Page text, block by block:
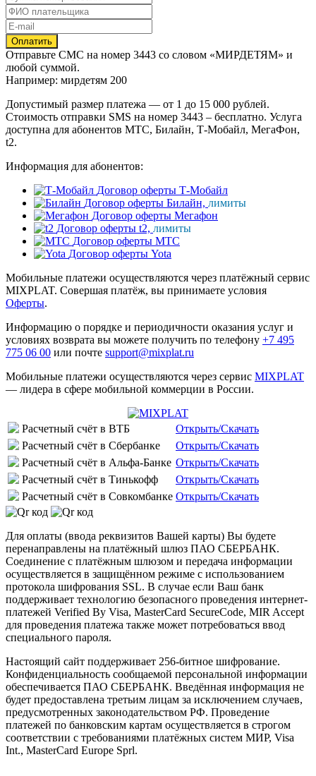
Отправьте СМС на номер 3443 со словом «МИРДЕТЯМ» и
любой суммой.
Например: мирдетям 200
Допустимый размер платежа — от 1 до 15 000 рублей.
Стоимость отправки SMS на номер 3443 – бесплатно. Услуга
доступна для абонентов МТС, Билайн, Т-Мобайл, МегаФон,
t2.
Информация для абонентов:
Договор оферты Т-Мобайл
Договор оферты Билайн, лимиты
Договор оферты Мегафон
Договор оферты t2, лимиты
Договор оферты МТС
Договор оферты Yota
Мобильные платежи осуществляются через платёжный сервис
MIXPLAT. Совершая платёж, вы принимаете условия
Оферты.
Информацию о порядке и периодичности оказания услуг и
условиях возврата вы можете получить по телефону +7 495
775 06 00 или почте support@mixplat.ru
Мобильные платежи осуществляются через сервис MIXPLAT
— лидера в сфере мобильной коммерции в России.
Расчетный счёт в ВТБ
Открыть/Скачать
Расчетный счёт в Сбербанке
Открыть/Скачать
Расчетный счёт в Альфа-Банке Открыть/Скачать
Расчетный счёт в Тинькофф
Открыть/Скачать
Расчетный счёт в Совкомбанке Открыть/Скачать
Для оплаты (ввода реквизитов Вашей карты) Вы будете
перенаправлены на платёжный шлюз ПАО СБЕРБАНК.
Соединение с платёжным шлюзом и передача информации
осуществляется в защищённом режиме с использованием
протокола шифрования SSL. В случае если Ваш банк
поддерживает технологию безопасного проведения интернет-
платежей Verified By Visa, MasterCard SecureCode, MIR Accept
для проведения платежа также может потребоваться ввод
специального пароля.
Настоящий сайт поддерживает 256-битное шифрование.
Конфиденциальность сообщаемой персональной информации
обеспечивается ПАО СБЕРБАНК. Введённая информация не
будет предоставлена третьим лицам за исключением случаев,
предусмотренных законодательством РФ. Проведение
платежей по банковским картам осуществляется в строгом
соответствии с требованиями платёжных систем МИР, Visa
Int., MasterCard Europe Sprl.